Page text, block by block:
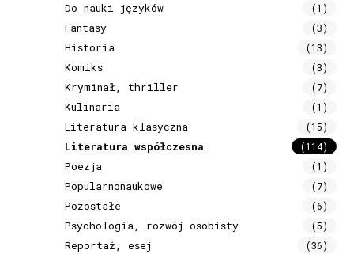
Do nauki języków (1)
Fantasy (3)
Historia (13)
Komiks (3)
Kryminał, thriller (7)
Kulinaria (1)
Literatura klasyczna (15)
Literatura współczesna (114)
Poezja (1)
Popularnonaukowe (7)
Pozostałe (6)
Psychologia, rozwój osobisty (5)
Reportaż, esej (36)